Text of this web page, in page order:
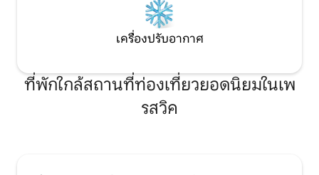
เครื่องปรับอากาศ
ที่พักใกล้สถานที่ท่องเที่ยวยอดนิยมในเพ
รสวิค